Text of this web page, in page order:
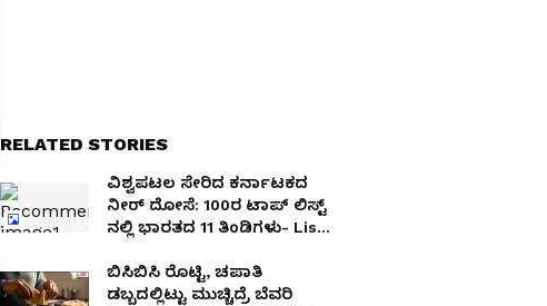
RELATED STORIES
ವಿಶ್ವಪಟಲ ಸೇರಿದ ಕರ್ನಾಟಕದ
ನೀರ್​ ದೋಸೆ: 100ರ ಟಾಪ್​ ಲಿಸ್ಟ್​
ನಲ್ಲಿ ಭಾರತದ 11 ತಿಂಡಿಗಳು- List
ಬಿಸಿಬಿಸಿ ರೊಟ್ಟಿ, ಚಪಾತಿ
ಡಬ್ಬದಲ್ಲಿಟ್ಟು ಮುಚ್ಚಿದ್ರೆ ಬೆವರಿ